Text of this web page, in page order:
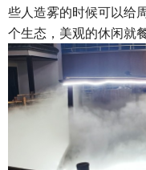
些人造雾的时候可以给
个生态，美观的休闲就